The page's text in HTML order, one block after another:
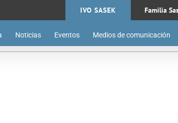
IVO SASEK Familia
Noticias Eventos Medios de comunicación